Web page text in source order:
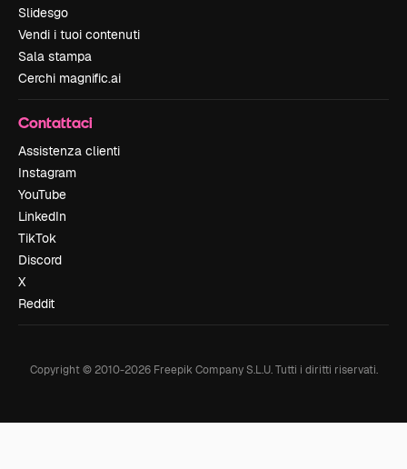
Slidesgo
Vendi i tuoi contenuti
Sala stampa
Cerchi magnific.ai
Contattaci
Assistenza clienti
Instagram
YouTube
LinkedIn
TikTok
Discord
X
Reddit
Copyright © 2010-2026Freepik Company S.L.U. Tutti i diritti riservati.